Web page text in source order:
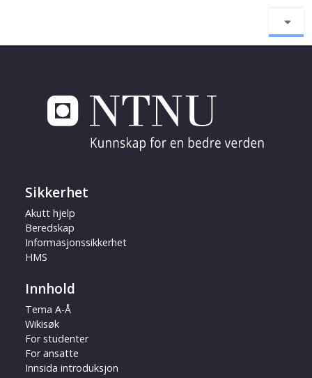
Sikkerhet
Akutt hjelp
Beredskap
Informasjonssikkerhet
HMS
Innhold
Tema A-Å
Wikisøk
For studenter
For ansatte
Innsida introduksjon